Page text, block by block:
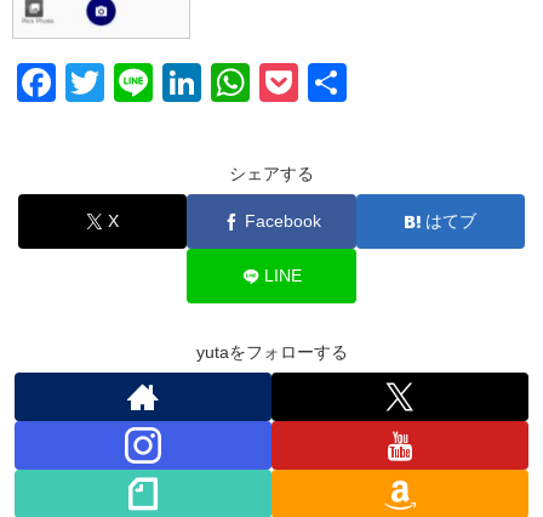
F
e
b
T
er
Li
Li
e
dI
W
at
s
A
p
p
P
ck
et
シェアする
X Facebook はてブ
LINE
yutaをフォローする